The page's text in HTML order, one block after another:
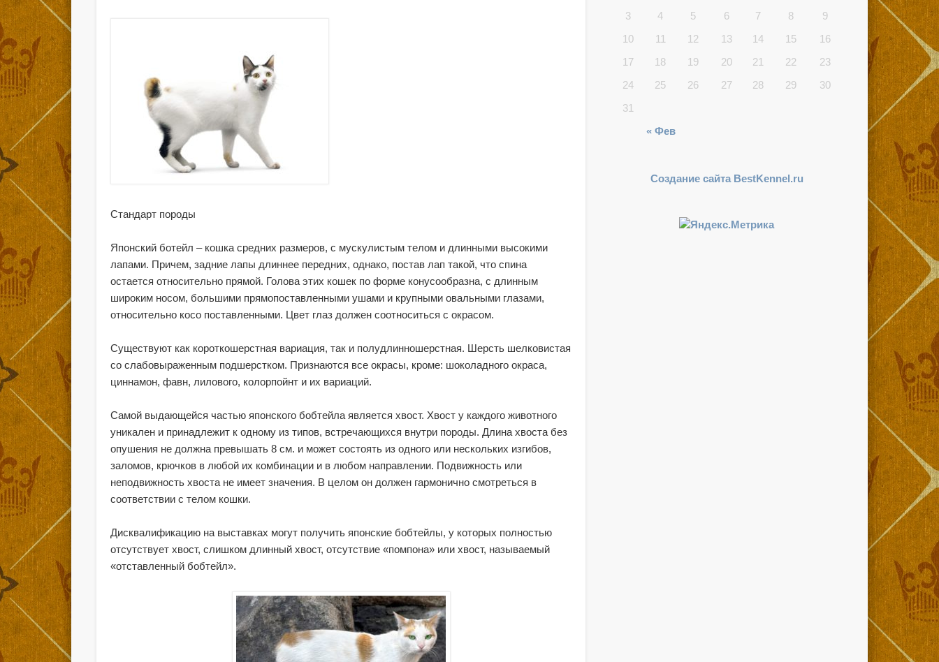
Стандарт породы
Японский ботейл – кошка средних размеров, с мускулистым телом и длинными высокими
лапами. Причем, задние лапы длиннее передних, однако, постав лап такой, что спина
остается относительно прямой. Голова этих кошек по форме конусообразна, с длинным
широким носом, большими прямопоставленными ушами и крупными овальными глазами,
относительно косо поставленными. Цвет глаз должен соотноситься с окрасом.
Существуют как короткошерстная вариация, так и полудлинношерстная. Шерсть шелковистая
со слабовыраженным подшерстком. Признаются все окрасы, кроме: шоколадного окраса,
циннамон, фавн, лилового, колорпойнт и их вариаций.
Самой выдающейся частью японского бобтейла является хвост. Хвост у каждого животного
уникален и принадлежит к одному из типов, встречающихся внутри породы. Длина хвоста без
опушения не должна превышать 8 см. и может состоять из одного или нескольких изгибов,
заломов, крючков в любой их комбинации и в любом направлении. Подвижность или
неподвижность хвоста не имеет значения. В целом он должен гармонично смотреться в
соответствии с телом кошки.
Дисквалификацию на выставках могут получить японские бобтейлы, у которых полностью
отсутствует хвост, слишком длинный хвост, отсутствие «помпона» или хвост, называемый
«отставленный бобтейл».
« Фев
3
4 5 6 7 8
9
10
11 12 13 14 15
16
17
18 19 20 21 22
23
24
25 26 27 28 29
30
31
Создание сайта BestKennel.ru